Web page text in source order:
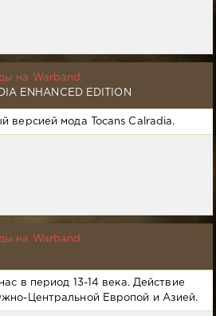
на Warband
ENHANCED EDITION
версией мода Tocans Calradia.
на Warband
в период 13-14 века. Действие
Центральной Европой и Азией.